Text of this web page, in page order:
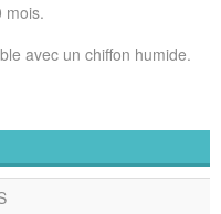
mois.
avec un chiffon humide.